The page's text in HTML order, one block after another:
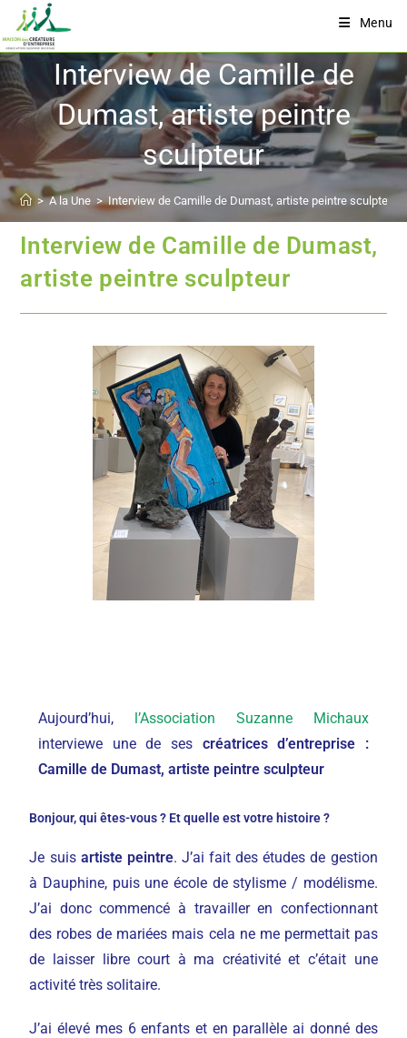
Menu
Interview de Camille de
Dumast, artiste peintre
sculpteur
> A la Une > Interview de Camille de Dumast, artiste peintre sculpteur
Interview de Camille de Dumast,
artiste peintre sculpteur
Aujourd’hui, l’Association Suzanne Michaux
interviewe une de ses créatrices d’entreprise :
Camille de Dumast, artiste peintre sculpteur
Bonjour, qui êtes-vous ? Et quelle est votre histoire ?
Je suisartiste peintre. J’ai fait des études de gestion
à Dauphine, puis une école de stylisme / modélisme.
J’ai donc commencé à travailler en confectionnant
des robes de mariées mais cela ne me permettait pas
de laisser libre court à ma créativité et c’était une
activité très solitaire.
J’ai élevé mes 6 enfants et en parallèle ai donné des